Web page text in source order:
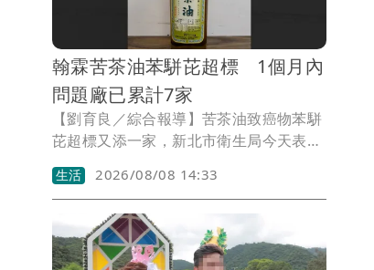
翰霖苦茶油苯駢芘超標 1個月內
問題廠已累計7家
【劉育良／綜合報導】苦茶油致癌物苯駢
芘超標又添一家，新北市衛生局今天表
示，翰霖貿易有限公司生產的218瓶苦茶
油檢驗出苯駢芘超標，這已經是一個月內
第7家檢驗出苦茶油苯駢芘超標的製油
廠。
生活 2026/08/08 14:33